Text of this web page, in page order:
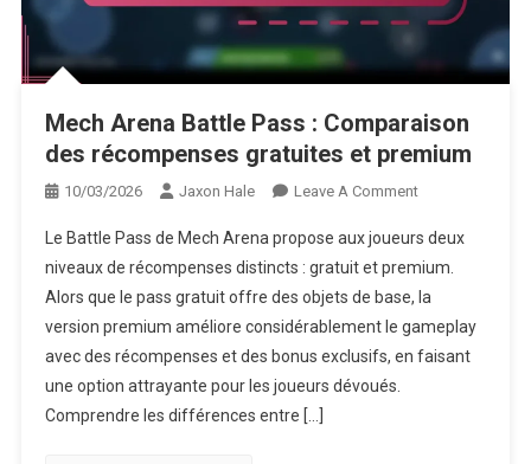
Mech Arena Battle Pass : Comparaison
des récompenses gratuites et premium
10/03/2026 Jaxon Hale Leave A CommentOn
Arena
Battle
Pass
:
Comparaison
Le Battle Pass de Mech Arena propose aux joueurs deux
niveaux de récompenses distincts : gratuit et premium.
Alors que le pass gratuit offre des objets de base, la
version premium améliore considérablement le gameplay
avec des récompenses et des bonus exclusifs, en faisant
une option attrayante pour les joueurs dévoués.
Comprendre les différences entre […]